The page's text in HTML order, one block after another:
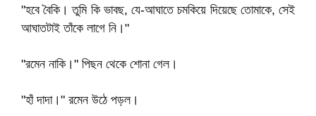
"হবে বৈকি। তুমি কি ভাবছ, যে-আঘাতে চমকিয়ে দিয়েছে তোমাকে, সেই
আঘাতটাই তাঁকে লাগে নি।"
"রমেন নাকি।" পিছন থেকে শোনা গেল।
"হাঁ দাদা।" রমেন উঠে পড়ল।